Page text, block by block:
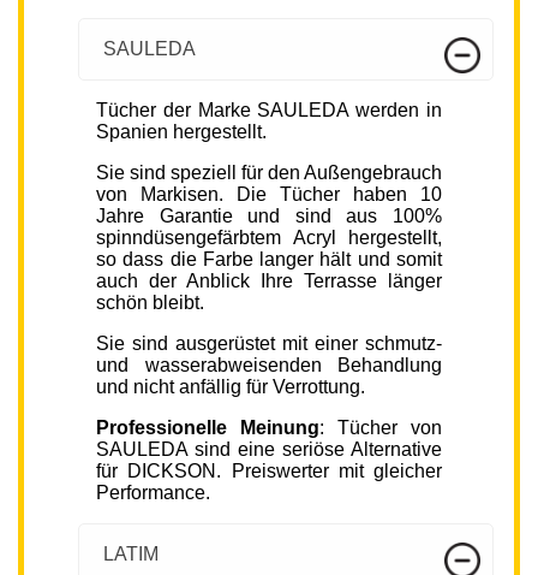
SAULEDA
Tücher der Marke SAULEDA werden in
Spanien hergestellt.
Sie sind speziell für den Außengebrauch
von Markisen. Die Tücher haben 10
Jahre Garantie und sind aus 100%
spinndüsengefärbtem Acryl hergestellt,
so dass die Farbe langer hält und somit
auch der Anblick Ihre Terrasse länger
schön bleibt.
Sie sind ausgerüstet mit einer schmutz-
und wasserabweisenden Behandlung
und nicht anfällig für Verrottung.
Professionelle Meinung: Tücher von
SAULEDA sind eine seriöse Alternative
für DICKSON. Preiswerter mit gleicher
Performance.
LATIM